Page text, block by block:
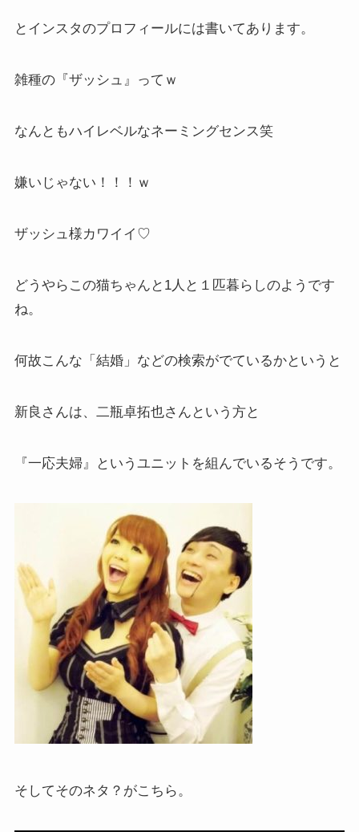
とインスタのプロフィールには書いてあります。
雑種の『ザッシュ』ってｗ
なんともハイレベルなネーミングセンス笑
嫌いじゃない！！！ｗ
ザッシュ様カワイイ♡
どうやらこの猫ちゃんと1人と１匹暮らしのようです
ね。
何故こんな「結婚」などの検索がでているかというと
新良さんは、二瓶卓拓也さんという方と
『一応夫婦』というユニットを組んでいるそうです。
そしてそのネタ？がこちら。